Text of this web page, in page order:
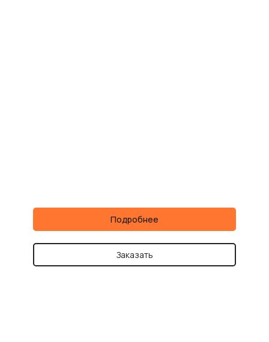
Подробнее
Заказать